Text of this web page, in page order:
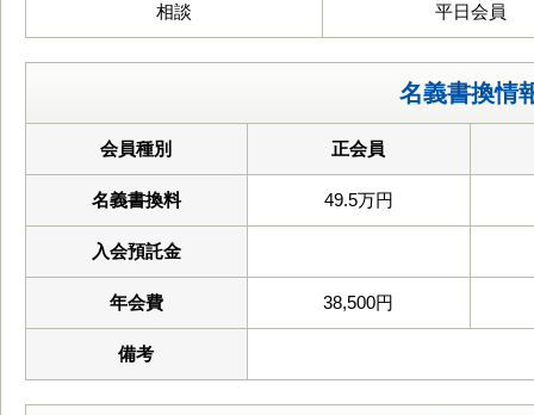
相談 平日会員
名義書換情
会員種別 正会員
名義書換料 49.5万円
入会預託金
年会費 38,500円
備考